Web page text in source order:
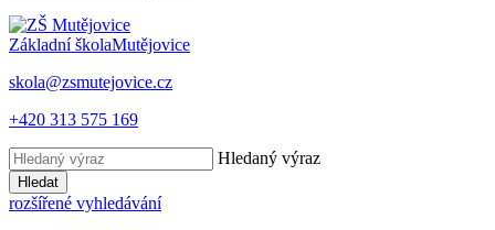
Základní školaMutějovice
skola@zsmutejovice.cz
+420 313 575 169
Hledaný výraz
Hledat
rozšířené vyhledávání